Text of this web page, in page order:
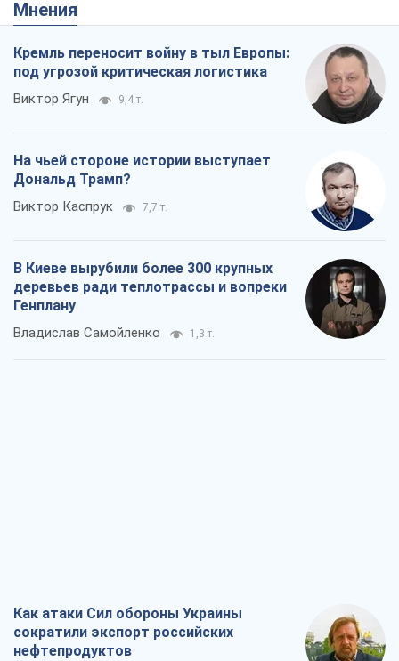
Мнения
Кремль переносит войну в тыл Европы:
под угрозой критическая логистика
Виктор Ягун 9,4 т.
На чьей стороне истории выступает
Дональд Трамп?
Виктор Каспрук 7,7 т.
В Киеве вырубили более 300 крупных
деревьев ради теплотрассы и вопреки
Генплану
Владислав Самойленко 1,3 т.
Как атаки Сил обороны Украины
сократили экспорт российских
нефтепродуктов